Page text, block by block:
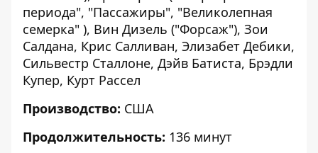
периода", "Пассажиры", "Великолепная
семерка" ), Вин Дизель ("Форсаж"), Зои
Салдана, Крис Салливан, Элизабет Дебики,
Сильвестр Сталлоне, Дэйв Батиста, Брэдли
Купер, Курт Рассел
Производство: США
Продолжительность: 136 минут